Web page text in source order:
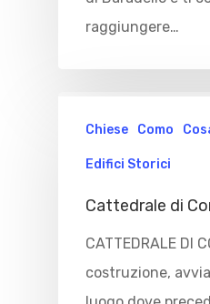
raggiungere…
Chiese Como
Edifici Storici
Cattedrale di
CATTEDRALE DI
costruzione,